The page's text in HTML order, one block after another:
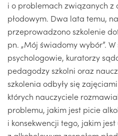
i o problemach związanych z
płodowym. Dwa lata temu,
przeprowadzono szkolenie
pn. „Mój świadomy wybór”.
psychologowie, kuratorzy
pedagodzy szkolni oraz
szkolenia odbyły się
których nauczyciele
problemu, jakim jest picie
i konsekwencji tego, jakim